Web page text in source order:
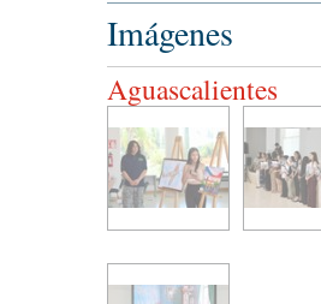
Imágenes
Aguascalientes